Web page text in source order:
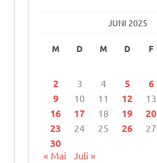
JUNI 2025
M D M D F
2 3 4 5 6
9 10 11 12 13
16
17 18 19 20
23
24 25 26 27
30
« Mai Juli »